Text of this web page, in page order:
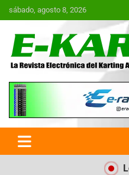
Saltar
al
sábado, agosto 8, 2026
E-Kart.com.ar
Electrónica
Argentina